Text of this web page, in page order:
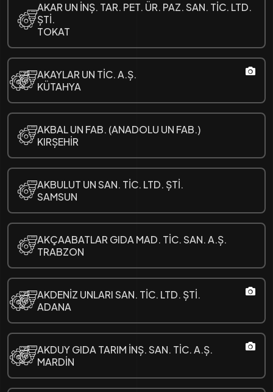
AKAR UN İNȘ. TAR. PET. ÜR. PAZ. SAN. TİC. LTD.
ȘTİ.
TOKAT
AKAYLAR UN TİC. A.Ș.
KÜTAHYA
AKBAL UN FAB. (ANADOLU UN FAB.)
KIRȘEHİR
AKBULUT UN SAN. TİC. LTD. ȘTİ.
SAMSUN
AKÇAABATLAR GIDA MAD. TİC. SAN. A.Ș.
TRABZON
AKDENİZ UNLARI SAN. TİC. LTD. ȘTİ.
ADANA
AKDUY GIDA TARIM İNȘ. SAN. TİC. A.Ș.
MARDİN